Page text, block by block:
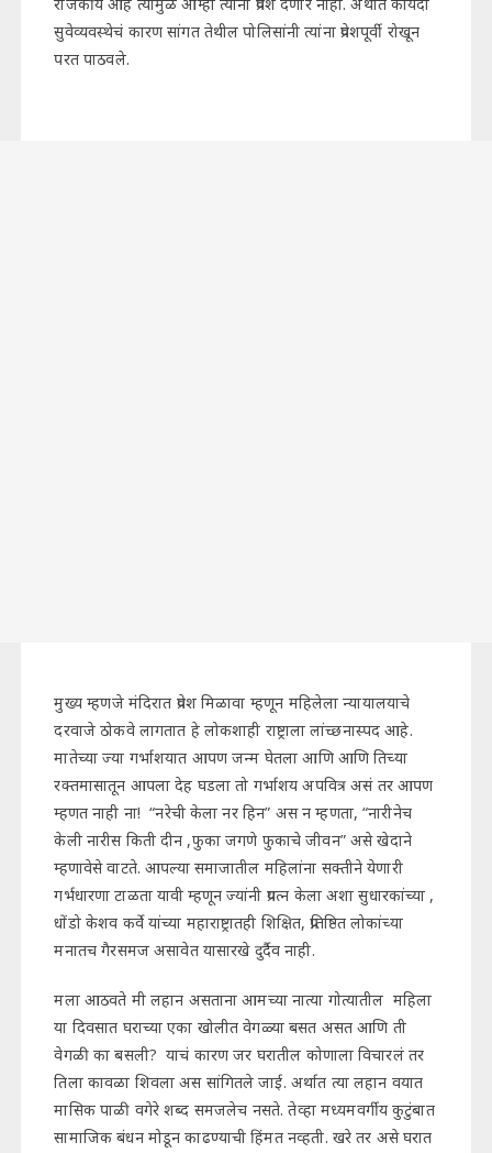
सुवेव्यवस्थेचं कारण सांगत तेथील पोलिसांनी त्यांना प्रवेशपूर्वी रोखून
परत पाठवले.
मुख्य म्हणजे मंदिरात प्रवेश मिळावा म्हणून महिलेला न्यायालयाचे
दरवाजे ठोकवे लागतात हे लोकशाही राष्ट्राला लांच्छनास्पद आहे.
मातेच्या ज्या गर्भाशयात आपण जन्म घेतला आणि आणि तिच्या
रक्तमासातून आपला देह घडला तो गर्भाशय अपवित्र असं तर आपण
म्हणत नाही ना! “नरेची केला नर हिन” अस न म्हणता, “नारीनेच
केली नारीस किती दीन ,फुका जगणे फुकाचे जीवन” असे खेदाने
म्हणावेसे वाटते. आपल्या समाजातील महिलांना सक्तीने येणारी
गर्भधारणा टाळता यावी म्हणून ज्यांनी प्रयत्न केला अशा सुधारकांच्या ,
धोंडो केशव कर्वे यांच्या महाराष्ट्रातही शिक्षित, प्रतिष्ठित लोकांच्या
मनातच गैरसमज असावेत यासारखे दुर्दैव नाही.
मला आठवते मी लहान असताना आमच्या नात्या गोत्यातील महिला
या दिवसात घराच्या एका खोलीत वेगळ्या बसत असत आणि ती
वेगळी का बसली? याचं कारण जर घरातील कोणाला विचारलं तर
तिला कावळा शिवला अस सांगितले जाई. अर्थात त्या लहान वयात
मासिक पाळी वगेरे शब्द समजलेच नसते. तेव्हा मध्यमवर्गीय कुटुंबात
सामाजिक बंधन मोडून काढण्याची हिंमत नव्हती. खरे तर असे घरात